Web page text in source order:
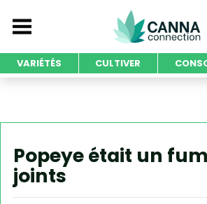
VARIÉTÉS CULTIVER
Popeye était un
joints